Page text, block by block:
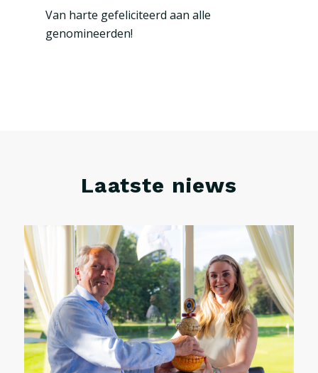
Van harte gefeliciteerd aan alle
genomineerden!
Laatste niews